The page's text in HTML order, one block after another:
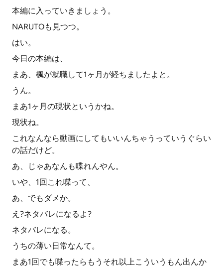
本編に入っていきましょう。
NARUTOも見つつ。
はい。
今日の本編は、
まあ、楓が就職して1ヶ月が経ちましたよと。
うん。
まあ1ヶ月の現状というかね。
現状ね。
これなんなら動画にしてもいいんちゃうっていうぐらい
の話だけど。
あ、じゃあなんも喋れんやん。
いや、1回これ喋って、
あ、でもダメか。
え?ネタバレになるよ?
ネタバレになる。
うちの薄い日常なんて。
まあ1回でも喋ったらもうそれ以上こういうもん出んか